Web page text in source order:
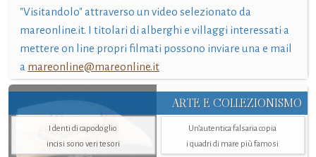
"Visitandolo" attraverso un video selezionato da
mareonline.it. I titolari di alberghi e villaggi interessati a
mettere on line propri filmati possono inviare una e mail
a mareonline@mareonline.it
ARTE E COLLEZIONISMO
I denti di capodoglio
incisi sono veri tesori
Un’autentica falsaria copia
i quadri di mare più famosi